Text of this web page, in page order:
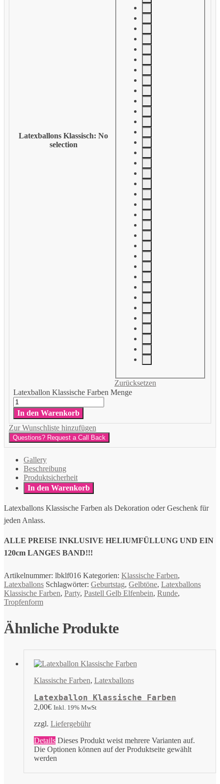
Latexballons Klassisch: No
selection
Zurücksetzen
Latexballon Klassische Farben Menge
In den Warenkorb
Zur Wunschliste hinzufügen
Questions? Request a Call Back
Gallery
Beschreibung
Produktsicherheit
In den Warenkorb
Latexballons Klassische Farben als Dekoration oder Geschenk für
jeden Anlass.
ALLE PREISE INKLUSIVE HELIUMFÜLLUNG UND EIN
120cm LANGES BAND!!!
Artikelnummer: lbklf016 Kategorien: Klassische Farben,
Latexballons Schlagwörter: Geburtstag, Gelbtöne, Latexballons
Klassische Farben, Party, Pastell Gelb Elfenbein, Runde,
Tropfenform
Ähnliche Produkte
Klassische Farben, Latexballons
Latexballon Klassische Farben
2,00€ Inkl. 19% MwSt
zzgl. Liefergebühr
Details Dieses Produkt weist mehrere Varianten auf.
Die Optionen können auf der Produktseite gewählt
werden